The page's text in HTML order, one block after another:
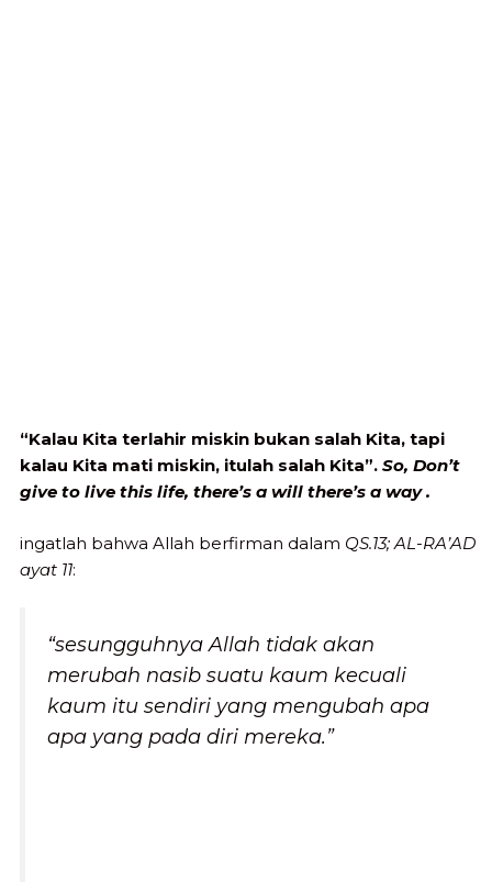
“Kalau Kita terlahir miskin bukan salah Kita, tapi
kalau Kita mati miskin, itulah salah Kita”. So, Don’t
give to live this life, there’s a will there’s a way .
ingatlah bahwa Allah berfirman dalam QS.13; AL-RA’AD
ayat 11:
“sesungguhnya Allah tidak akan
merubah nasib suatu kaum kecuali
kaum itu sendiri yang mengubah apa
apa yang pada diri mereka.”